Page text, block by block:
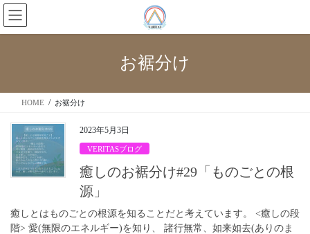
お裾分け
HOME お裾分け
2023年5月3日
VERITASブログ
癒しのお裾分け#29「ものごとの根
源」
癒しとはものごとの根源を知ることだと考えています。 <癒しの段
階> 愛(無限のエネルギー)を知り、 諸行無常、如来如去(ありのま